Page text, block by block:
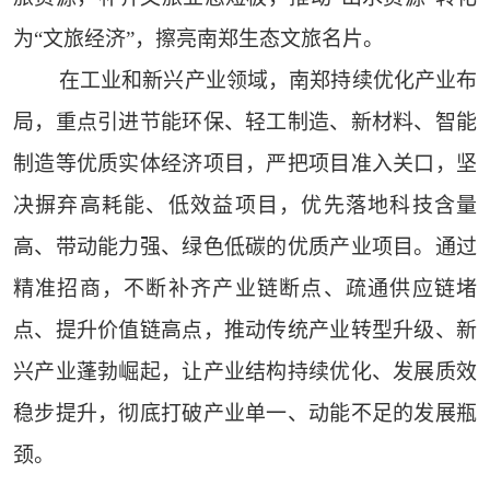
为“文旅经济”，擦亮南郑生态文旅名片。
在工业和新兴产业领域，南郑持续优化产业布
局，重点引进节能环保、轻工制造、新材料、智能
制造等优质实体经济项目，严把项目准入关口，坚
决摒弃高耗能、低效益项目，优先落地科技含量
高、带动能力强、绿色低碳的优质产业项目。通过
精准招商，不断补齐产业链断点、疏通供应链堵
点、提升价值链高点，推动传统产业转型升级、新
兴产业蓬勃崛起，让产业结构持续优化、发展质效
稳步提升，彻底打破产业单一、动能不足的发展瓶
颈。